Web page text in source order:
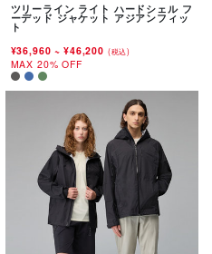
ツリーライン ライト ハードシェル フ
ーデッド ジャケット アジアンフィッ
ト
¥36,960~ ¥46,200 (税込)
MAX 20% OFF